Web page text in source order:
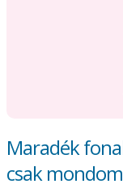
Maradék
csak